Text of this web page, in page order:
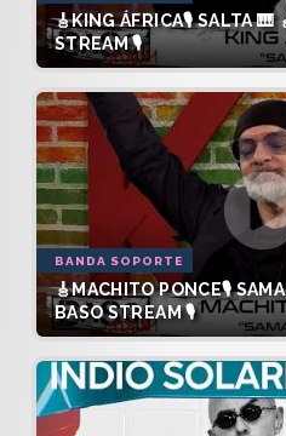
🎸KING ÁFRICA🎙️ SALTA
STREAM 🎙️
BANDA SOPORTE
🎸MACHITO PONCE🎙️
BASO STREAM 🎙️